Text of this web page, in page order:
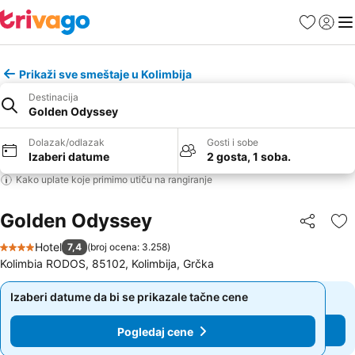
FavoritiPrijavi
Prikaži sve smeštaje u Kolimbija
Destinacija
Golden Odyssey
Dolazak/odlazak
Izaberi datume
Gosti i sobe
2 gosta, 1 soba.
Kako uplate koje primimo utiču na rangiranje
Golden Odyssey Deli
4 Zvezdice
Hotel 7,4 (broj ocena: 3.258)
Kolimbia RODOS, 85102, Kolimbija, Grčka
Izaberi datume da bi se prikazale tačne cene
Pogledaj cene
Izaberi datume da bi se prikazale tačne cene
Pogledaj cene